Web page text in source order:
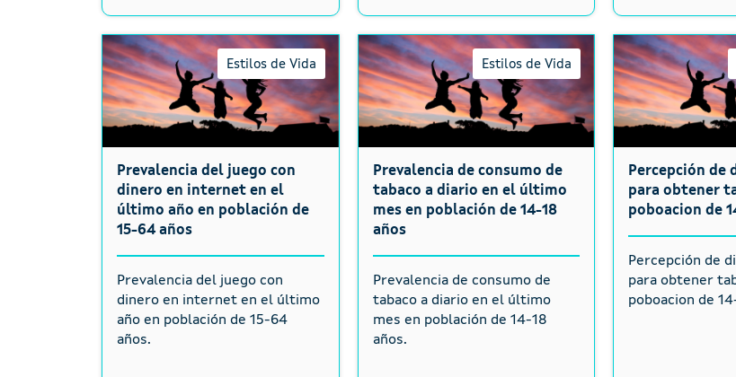
Estilos de Vida
Prevalencia del juego con
dinero en internet en el
último año en población de
15-64 años
Prevalencia del juego con
dinero en internet en el último
año en población de 15-64
años.
Estilos de Vida
Prevalencia de consumo de
tabaco a diario en el último
mes en población de 14-18
años
Prevalencia de consumo de
tabaco a diario en el último
mes en población de 14-18
años.
Percepción de
para obtener
poboacion de
Percepción de
para obtener
poboacion de